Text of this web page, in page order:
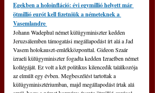
Egekben a holoinfláció: évi egymillió helyett már
ötmillió eurót kell fizetniük a németeknek a
Vasemlandre
Johann Wadephul német külügyminiszter kedden
Jeruzsálemben támogatási megállapodást írt alá a Jad
Vasem holokauszt-emlékközponttal. Gideon Szaár
izraeli külügyminiszter fogadta kedden Izraelben német
kollégáját. Ez volt a két politikus kilencedik találkozója
az elmúlt egy évben. Megbeszélést tartottak a
külügyminisztériumban, majd megállapodást írtak alá